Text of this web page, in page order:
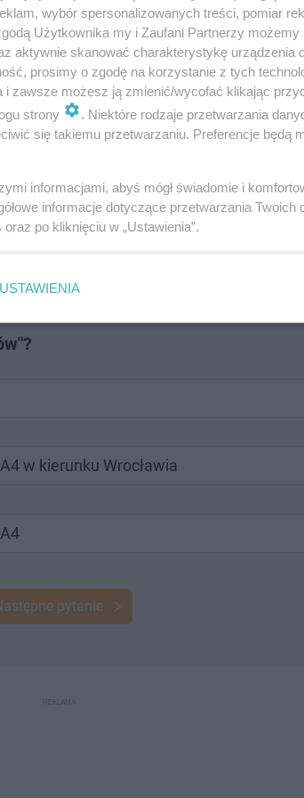
śląskim?
w kierunku Wrocławia
pytanie
wybór spersonalizowanych treści, pomiar
Użytkownika my i Zaufani Partnerzy
aktywnie skanować charakterystykę urządzenia
prosimy o zgodę na korzystanie z tych
i zawsze możesz ją zmienić/wycofać klikając
strony
. Niektóre rodzaje przetwarzania
się takiemu przetwarzaniu. Preferencje będą
informacjami, abyś mógł świadomie i
informacje dotyczące przetwarzania Twoich
oraz po kliknięciu w „Ustawienia”.
USTAWIENIA